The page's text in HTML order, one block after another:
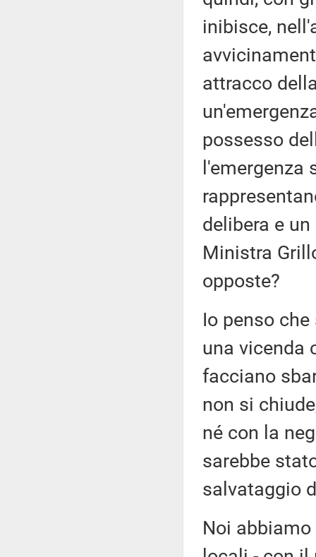
inibisce,
attracco
possesso
l'emergenza
delibera e
Ministra
opposte?
Io penso
una vicenda
facciano
non si
né con la
sarebbe
salvataggio
Noi